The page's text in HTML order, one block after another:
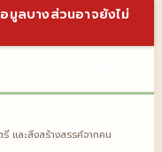
มูลบางส่วนอาจยังไม่
และสิ่งสร้างสรรค์จากคน